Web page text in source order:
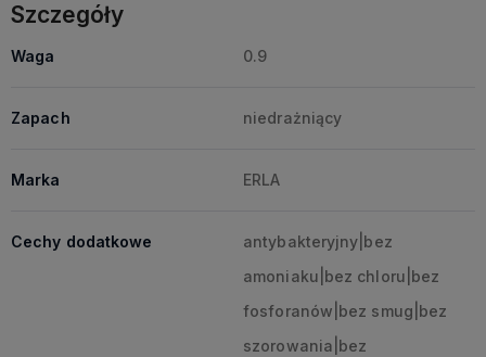
Szczegóły
Waga 0.9
Zapach niedrażniący
Marka ERLA
Cechy dodatkowe
antybakteryjny|bez
amoniaku|bez chloru|bez
fosforanów|bez smug|bez
szorowania|bez